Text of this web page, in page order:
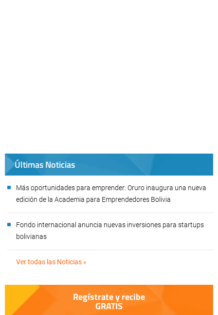
Últimas Noticias
Más oportunidades para emprender: Oruro inaugura una nueva
edición de la Academia para Emprendedores Bolivia
Fondo internacional anuncia nuevas inversiones para startups
bolivianas
Ver todas las Noticias »
Regístrate y recibe
GRATIS